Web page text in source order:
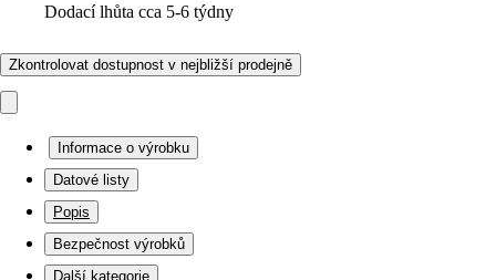
Dodací lhůta cca 5-6 týdny
Zkontrolovat dostupnost v nejbližší prodejně
Informace o výrobku
Datové listy
Popis
Bezpečnost výrobků
Další kategorie